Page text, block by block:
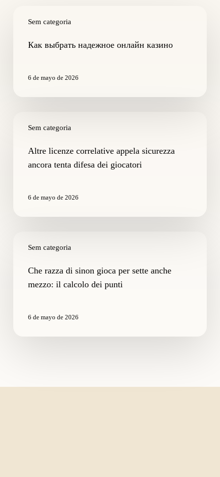
Sem categoria
выбрать
онлайнКак выбрать надежное онлайн казино
6 de mayo de 2026
Sem categoria
licenze
appelaAltre licenze correlative appela sicurezza
ancora tenta difesa dei giocatori
6 de mayo de 2026
Sem categoria
razza
sinonChe razza di sinon gioca per sette anche
mezzo: il calcolo dei punti
6 de mayo de 2026